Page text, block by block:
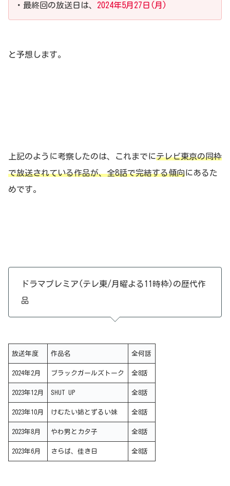
・最終回の放送日は、 2024年5月27日(月)
と予想します。
上記のように考察したのは、これまでにテレビ東京の同枠
で放送されている作品が、全8話で完結する傾向にあるた
めです。
ドラマプレミア(テレ東/月曜よる11時枠)の歴代作
品
放送年度 作品名 全何話
2024年2月 ブラックガールズトーク 全8話
2023年12月 SHUT UP 全8話
2023年10月 けむたい姉とずるい妹 全8話
2023年8月 やわ男とカタ子 全8話
2023年6月 さらば、佳き日 全8話